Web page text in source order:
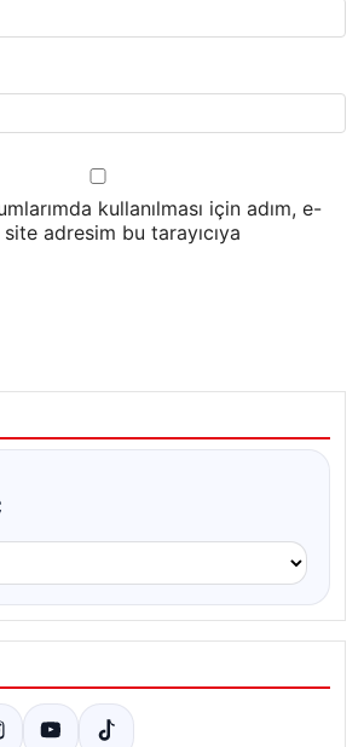
kullanılması için adım, e-
adresim bu tarayıcıya